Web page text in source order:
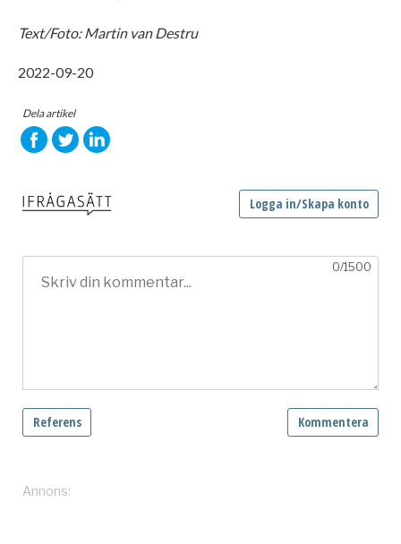
Text/Foto: Martin van Destru
2022-09-20
Dela artikel